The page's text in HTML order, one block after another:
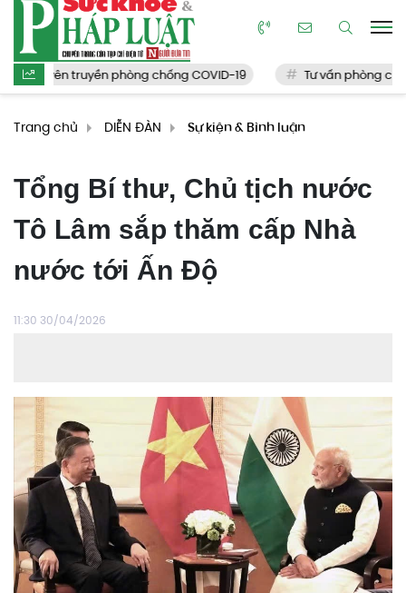
Tuyên truyền phòng chống COVID-19 Tư vấn phòng chống
Trang chủ DIỄN ĐÀN Sự kiện & Bình luận
Tổng Bí thư, Chủ tịch nước
Tô Lâm sắp thăm cấp Nhà
nước tới Ấn Độ
11:30 30/04/2026